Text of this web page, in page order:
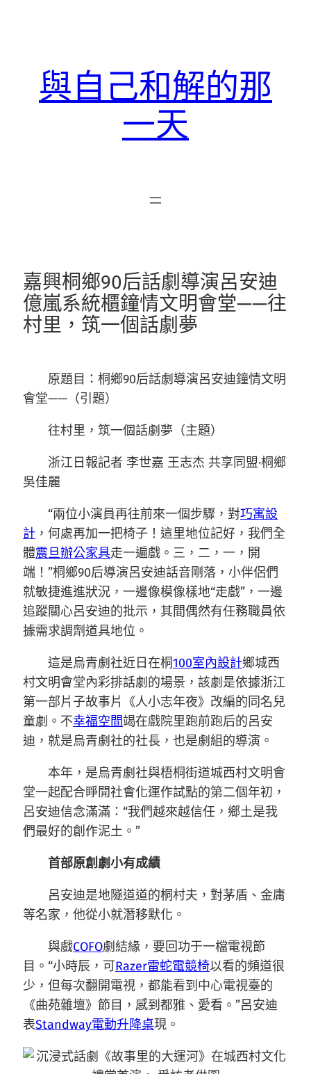
與自己和解的那
一天
嘉興桐鄉90后話劇導演呂安迪
億嵐系統櫃鐘情文明會堂——往
村里，筑一個話劇夢
原題目：桐鄉90后話劇導演呂安迪鐘情文明
會堂——（引題）
往村里，筑一個話劇夢（主題）
浙江日報記者 李世嘉 王志杰 共享同盟·桐鄉
吳佳麗
“兩位小演員再往前來一個步驟，對巧寓設
計 ，何處再加一把椅子！這里地位記好，我們全
體震旦辦公家具走一遍戲。三，二，一，開
端！”桐鄉90后導演呂安迪話音剛落，小伴侶們
就敏捷進進狀況，一邊像模像樣地“走戲”，一邊
追蹤關心呂安迪的批示，其間偶然有任務職員依
據需求調劑道具地位。
這是烏青劇社近日在桐100室內設計鄉城西
村文明會堂內彩排話劇的場景，該劇是依據浙江
第一部片子故事片《人小志年夜》改編的同名兒
童劇。不幸福空間竭在戲院里跑前跑后的呂安
迪，就是烏青劇社的社長，也是劇組的導演。
本年，是烏青劇社與梧桐街道城西村文明會
堂一起配合睜開社會化運作試點的第二個年初，
呂安迪信念滿滿：“我們越來越信任，鄉土是我
們最好的創作泥土。”
首部原創劇小有成績
呂安迪是地隧道道的桐村夫，對茅盾、金庸
等名家，他從小就潛移默化。
與戲COFO劇結緣，要回功于一檔電視節
目。“小時辰，可Razer雷蛇電競椅以看的頻道很
少，但每次翻開電視，都能看到中心電視臺的
《曲苑雜壇》節目，感到都雅、愛看。”呂安迪
表Standway電動升降桌現。